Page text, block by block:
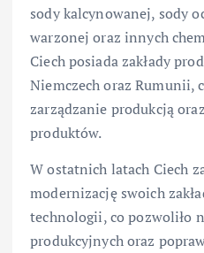
sody kalcynowanej, sody
warzonej oraz innych
Ciech posiada zakłady
Niemczech oraz Rumunii,
zarządzanie produkcją
produktów.
W ostatnich latach Ciech
modernizację swoich
technologii, co pozwoliło
produkcyjnych oraz